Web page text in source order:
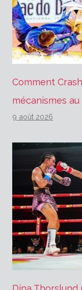
Comment
mécanismes au
9 août 2026